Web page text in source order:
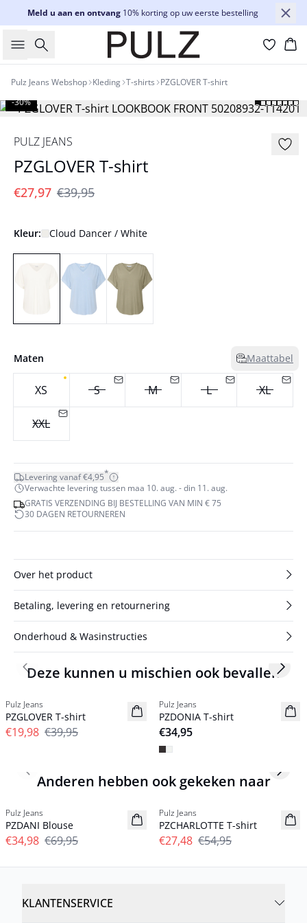
Meld u aan en ontvang10% korting op uw eerste bestelling
Zoeken
Pulz Jeans Webshop Kleding T-shirts PZGLOVER T-shirt
-30%
PULZ JEANS
PZGLOVER T-shirt
€27,97 €39,95
Kleur: Cloud Dancer / White
Maten Maattabel
XS S M L XL
XXL
Levering vanaf €4,95*
Verwachte levering tussen maa 10. aug. - din 11. aug.
GRATIS VERZENDING BIJ BESTELLING VAN MIN € 75
30 DAGEN RETOURNEREN
Over het product
Betaling, levering en retournering
Onderhoud & Wasinstructies
Deze kunnen u mischien ook bevallen
-50%
Pulz Jeans
PZGLOVER T-shirt
€19,98 €39,95
Pulz Jeans
PZDONIA T-shirt
€34,95
Previous slide Next
Anderen hebben ook gekeken naar
Pulz Jeans
PZDANI Blouse
€34,98 €69,95
-50%
Pulz Jeans
PZCHARLOTTE T-shirt
€27,48 €54,95
Previous slide Next
KLANTENSERVICE